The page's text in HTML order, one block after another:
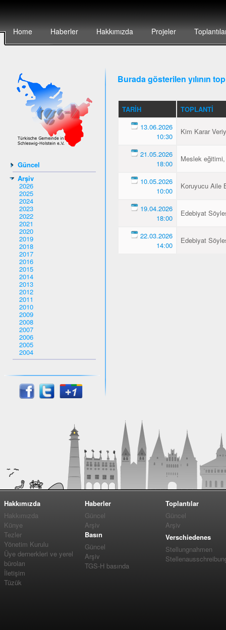
Home Haberler Hakkımızda Projeler
Güncel
Arşiv
2026
2025
2024
2023
2022
2021
2020
2019
2018
2017
2016
2015
2014
2013
2012
2011
2010
2009
2008
2007
2006
2005
2004
Burada gösterilen yılının
TARIH
TOPLANTI
13.06.2026
10:30
Kim Karar
21.05.2026
18:00
Meslek
10.05.2026
10:00
Koruyucu Aile
19.04.2026
18:00
Edebiyat
22.03.2026
14:00
Edebiyat
Hakkımızda
Hakkımızda
Künye
Tezler
Yönetim Kurulu
Üye dernerkleri ve yerel
büroları
İletişim
Tüzük
Haberler
Güncel
Arşiv
Basın
Güncel
Arşiv
TGS-H basında
Toplantılar
Güncel
Arşiv
Verschiedenes
Stellungnahmen